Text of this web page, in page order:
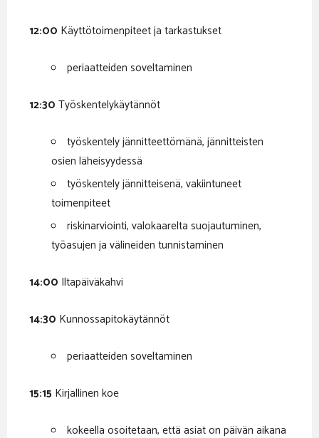
12:00 Käyttötoimenpiteet ja tarkastukset
periaatteiden soveltaminen
12:30 Työskentelykäytännöt
työskentely jännitteettömänä, jännitteisten
osien läheisyydessä
työskentely jännitteisenä, vakiintuneet
toimenpiteet
riskinarviointi, valokaarelta suojautuminen,
työasujen ja välineiden tunnistaminen
14:00 Iltapäiväkahvi
14:30 Kunnossapitokäytännöt
periaatteiden soveltaminen
15:15 Kirjallinen koe
kokeella osoitetaan, että asiat on päivän aikana